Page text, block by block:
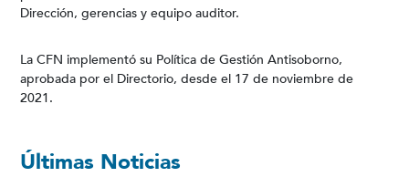
Dirección, gerencias y equipo auditor.
La CFN implementó su Política de Gestión Antisoborno,
aprobada por el Directorio, desde el 17 de noviembre de
2021.
Últimas Noticias